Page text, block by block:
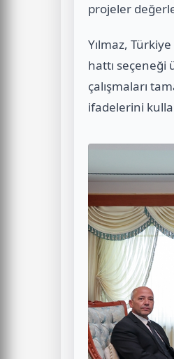
projeler
Yılmaz,
hattı seçeneği
çalışmaları
ifadelerini